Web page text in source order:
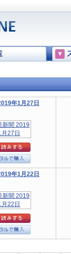
年1月27日
年1月22日